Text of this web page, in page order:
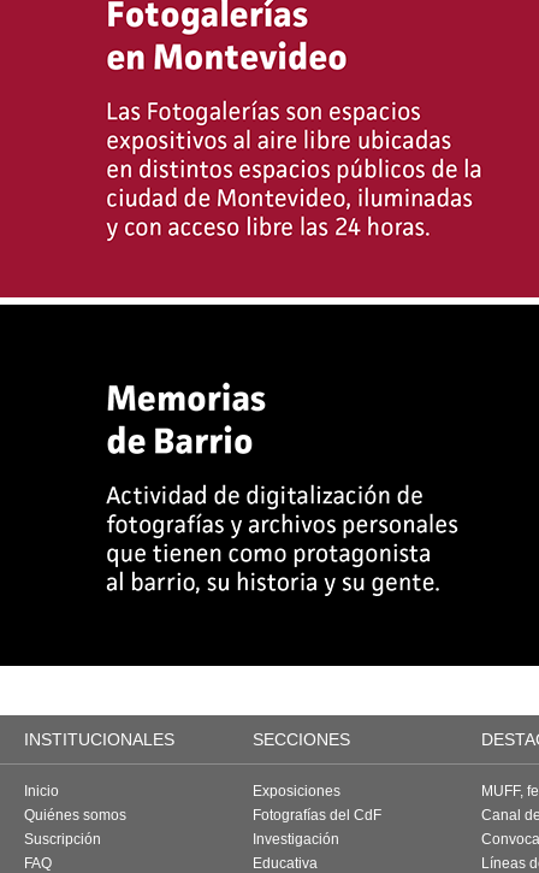
INSTITUCIONALES SECCIONES
Inicio
Quiénes somos
Suscripción
FAQ
Exposiciones
Fotografías del CdF
Investigación
Educativa
MUFF,
Canal
Líneas